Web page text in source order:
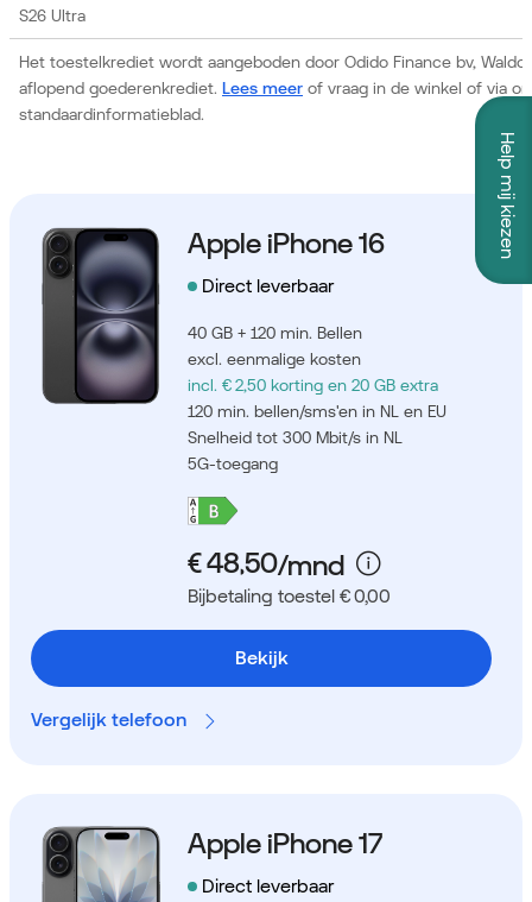
Het toestelkrediet wordt aangeboden door Odido Finance bv,
aflopend goederenkrediet. Lees meer of vraag in de winkel of via
standaardinformatieblad.
S26 Ultra
Help mij kiezen
Apple iPhone 16
Direct leverbaar
40 GB + 120 min. Bellen
excl. eenmalige kosten
incl. € 2,50 korting en 20 GB extra
120 min. bellen/sms'en in NL en EU
Snelheid tot 300 Mbit/s in NL
5G-toegang
Bijbetaling toestel € 0,00
Bekijk
Vergelijk telefoon
Apple iPhone 17
Direct leverbaar